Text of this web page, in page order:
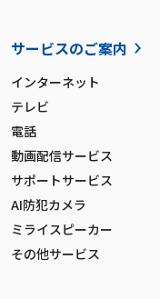
サービスのご案内
インターネット
テレビ
電話
動画配信サービス
サポートサービス
AI防犯カメラ
ミライスピーカー
その他サービス